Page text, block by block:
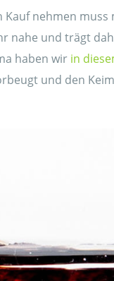
Kauf nehmen
nahe und trägt
haben wir in
und den